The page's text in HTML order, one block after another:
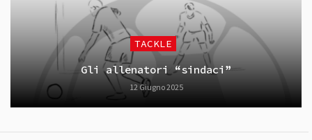
TACKLE
Gli allenatori “sindaci”
12 Giugno 2025